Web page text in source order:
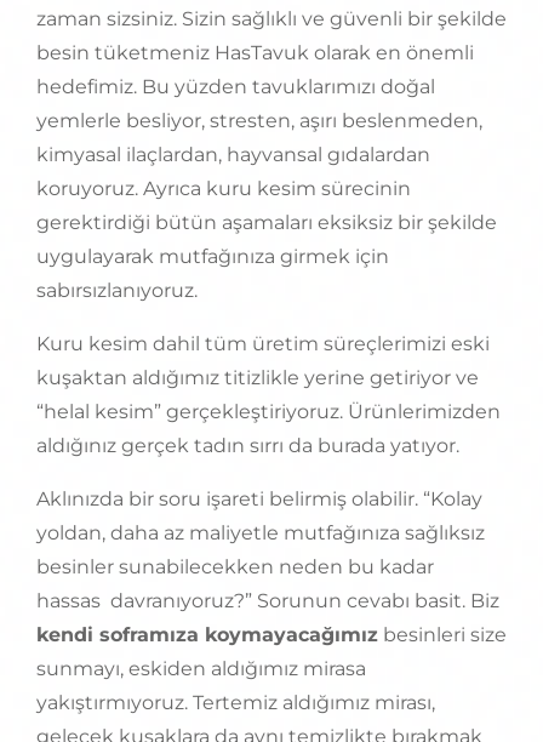
zaman sizsiniz. Sizin sağlıklı ve güvenli bir şekilde
besin tüketmeniz HasTavuk olarak en önemli
hedefimiz. Bu yüzden tavuklarımızı doğal
yemlerle besliyor, stresten, aşırı beslenmeden,
kimyasal ilaçlardan, hayvansal gıdalardan
koruyoruz. Ayrıca kuru kesim sürecinin
gerektirdiği bütün aşamaları eksiksiz bir şekilde
uygulayarak mutfağınıza girmek için
sabırsızlanıyoruz.
Kuru kesim dahil tüm üretim süreçlerimizi eski
kuşaktan aldığımız titizlikle yerine getiriyor ve
“helal kesim” gerçekleştiriyoruz. Ürünlerimizden
aldığınız gerçek tadın sırrı da burada yatıyor.
Aklınızda bir soru işareti belirmiş olabilir. “Kolay
yoldan, daha az maliyetle mutfağınıza sağlıksız
besinler sunabilecekken neden bu kadar
hassas davranıyoruz?” Sorunun cevabı basit. Biz
kendi soframıza koymayacağımız besinleri size
sunmayı, eskiden aldığımız mirasa
yakıştırmıyoruz. Tertemiz aldığımız mirası,
gelecek kuşaklara da aynı temizlikte bırakmak